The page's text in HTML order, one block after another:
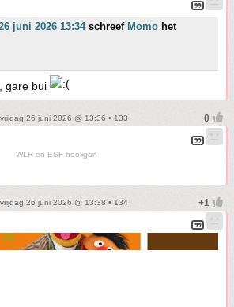
juni 2026 13:34schreef Momo het
gare bui
vrijdag 26 juni 2026 @ 13:36 • 133
WLR en ESF hooligan
vrijdag 26 juni 2026 @ 13:38 • 134